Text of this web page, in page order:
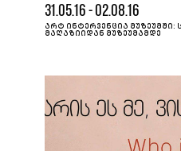
31.05.16 - 02.08.16
ᲐᲠᲢ ᲘᲜᲢᲔᲠᲕᲔᲜᲪᲘᲐ
ᲛᲐᲦᲐᲖᲘᲘᲓᲐᲜ ᲛᲣᲖᲔᲣᲛᲐᲛᲓᲔ